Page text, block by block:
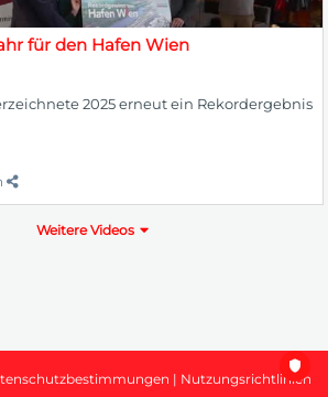
für den Hafen Wien
2025 erneut ein Rekordergebnis
Weitere Videos
| Nutzungsrichtlinien